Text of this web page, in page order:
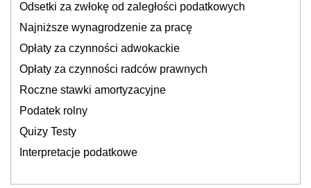
Odsetki za zwłokę od zaległości podatkowych
Najniższe wynagrodzenie za pracę
Opłaty za czynności adwokackie
Opłaty za czynności radców prawnych
Roczne stawki amortyzacyjne
Podatek rolny
Quizy Testy
Interpretacje podatkowe